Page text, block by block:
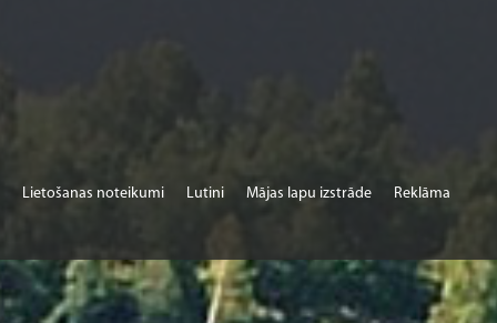
Lietošanas noteikumi Lutini Mājas lapu izstrāde Reklāma